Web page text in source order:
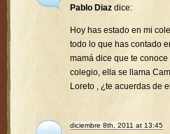
Pablo Diaz dice:
Hoy has estado en mi
todo lo que has contado
mamá dice que te
colegio, ella se llama
Loreto , ¿te acuerdas de
diciembre 8th, 2011 at 13:45